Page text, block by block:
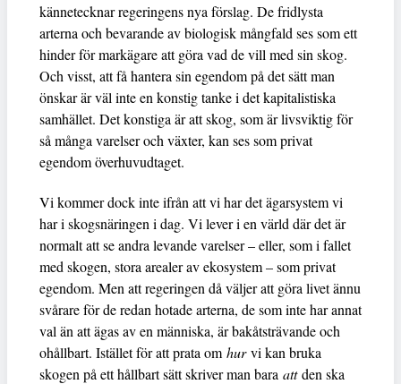
kännetecknar regeringens nya förslag. De fridlysta
arterna och bevarande av biologisk mångfald ses som ett
hinder för markägare att göra vad de vill med sin skog.
Och visst, att få hantera sin egendom på det sätt man
önskar är väl inte en konstig tanke i det kapitalistiska
samhället. Det konstiga är att skog, som är livsviktig för
så många varelser och växter, kan ses som privat
egendom överhuvudtaget.
Vi kommer dock inte ifrån att vi har det ägarsystem vi
har i skogsnäringen i dag. Vi lever i en värld där det är
normalt att se andra levande varelser – eller, som i fallet
med skogen, stora arealer av ekosystem – som privat
egendom. Men att regeringen då väljer att göra livet ännu
svårare för de redan hotade arterna, de som inte har annat
val än att ägas av en människa, är bakåtsträvande och
ohållbart. Istället för att prata om hurvi kan bruka
skogen på ett hållbart sätt skriver man bara attden ska